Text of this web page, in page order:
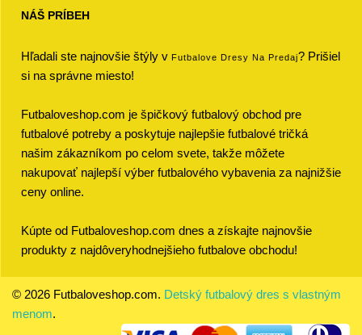
NÁŠ PRÍBEH
Hľadali ste najnovšie štýly v Futbalove Dresy Na Predaj? Prišiel
si na správne miesto!
Futbaloveshop.com je špičkový futbalový obchod pre
futbalové potreby a poskytuje najlepšie futbalové tričká
našim zákazníkom po celom svete, takže môžete
nakupovať najlepší výber futbalového vybavenia za najnižšie
ceny online.
Kúpte od Futbaloveshop.com dnes a získajte najnovšie
produkty z najdôveryhodnejšieho futbalove obchodu!
© 2026 Futbaloveshop.com. Detský futbalový dres s vlastným
menom.